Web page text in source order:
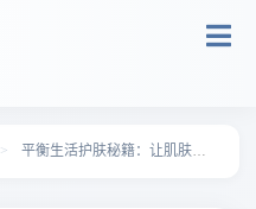
> 平衡生活护肤秘籍：让肌肤焕发自然光彩的秘诀